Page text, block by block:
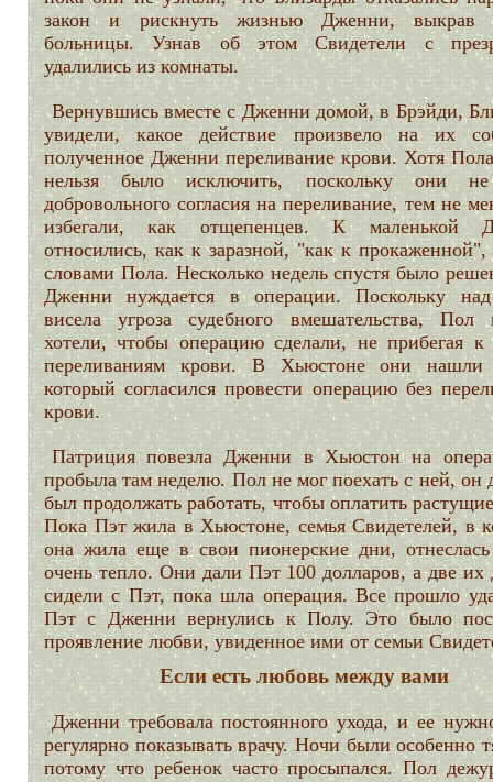
закон и рискнуть жизнью Дженни, выкрав
больницы. Узнав об этом Свидетели с
удалились из комнаты.
Вернувшись вместе с Дженни домой, в Брэйди,
увидели, какое действие произвело на их
полученное Дженни переливание крови. Хотя
нельзя было исключить, поскольку они
добровольного согласия на переливание, тем не
избегали, как отщепенцев. К маленькой
относились, как к заразной, "как к прокаженной",
словами Пола. Несколько недель спустя было
Дженни нуждается в операции. Поскольку
висела угроза судебного вмешательства,
хотели, чтобы операцию сделали, не прибегая
переливаниям крови. В Хьюстоне они нашли
который согласился провести операцию без
крови.
Патриция повезла Дженни в Хьюстон на
пробыла там неделю. Пол не мог поехать с ней, он
был продолжать работать, чтобы оплатить
Пока Пэт жила в Хьюстоне, семья Свидетелей, в
она жила еще в свои пионерские дни,
очень тепло. Они дали Пэт 100 долларов, а две их
сидели с Пэт, пока шла операция. Все прошло
Пэт с Дженни вернулись к Полу. Это было
проявление любви, увиденное ими от семьи
Если есть любовь между вами
Дженни требовала постоянного ухода, и ее
регулярно показывать врачу. Ночи были особенно
потому что ребенок часто просыпался. Пол